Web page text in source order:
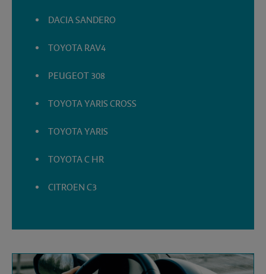
DACIA SANDERO
TOYOTA RAV4
PEUGEOT 308
TOYOTA YARIS CROSS
TOYOTA YARIS
TOYOTA C HR
CITROEN C3